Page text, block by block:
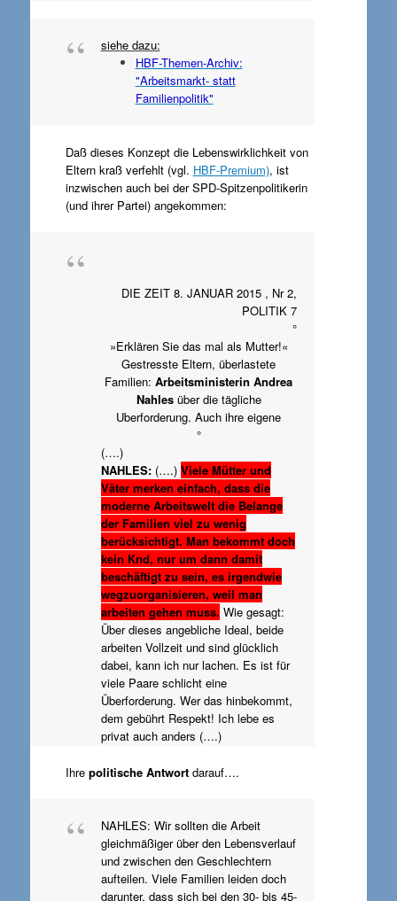
siehe dazu:
HBF-Themen-Archiv:
"Arbeitsmarkt- statt
Familienpolitik"
Daß dieses Konzept die Lebenswirklichkeit von
Eltern kraß verfehlt (vgl. HBF-Premium), ist
inzwischen auch bei der SPD-Spitzenpolitikerin
(und ihrer Partei) angekommen:
DIE ZEIT 8. JANUAR 2015 , Nr 2,
POLITIK 7
°
»Erklären Sie das mal als Mutter!«
Gestresste Eltern, überlastete
Familien:Arbeitsministerin Andrea
Nahlesüber die tägliche
Uberforderung. Auch ihre eigene
°
(….)
NAHLES: (….) Viele Mütter und
Väter merken einfach, dass die
moderne Arbeitswelt die Belange
der Familien viel zu wenig
berücksichtigt. Man bekommt doch
kein Knd, nur um dann damit
beschäftigt zu sein, es irgendwie
wegzuorganisieren, weil man
arbeiten gehen muss. Wie gesagt:
Über dieses angebliche Ideal, beide
arbeiten Vollzeit und sind glücklich
dabei, kann ich nur lachen. Es ist für
viele Paare schlicht eine
Überforderung. Wer das hinbekommt,
dem gebührt Respekt! Ich lebe es
privat auch anders (….)
Ihre politische Antwortdarauf….
NAHLES: Wir sollten die Arbeit
gleichmäßiger über den Lebensverlauf
und zwischen den Geschlechtern
aufteilen. Viele Familien leiden doch
darunter, dass sich bei den 30- bis 45-